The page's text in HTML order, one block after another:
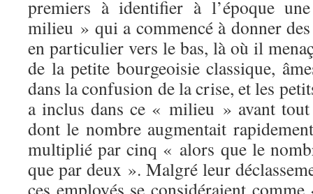
premiers à identifier à l’époque
milieu » qui a commencé à donner
en particulier vers le bas, là où il
de la petite bourgeoisie classique,
dans la confusion de la crise, et les
a inclus dans ce « milieu » avant tout
dont le nombre augmentait
multiplié par cinq « alors que le
que par deux ». Malgré leur
ces employés se considéraient